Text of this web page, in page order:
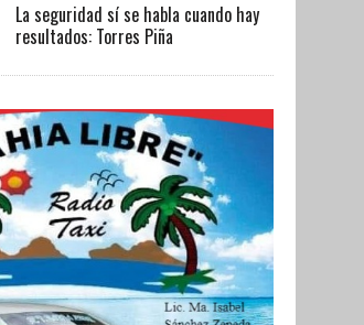
La seguridad sí se habla cuando hay
resultados: Torres Piña